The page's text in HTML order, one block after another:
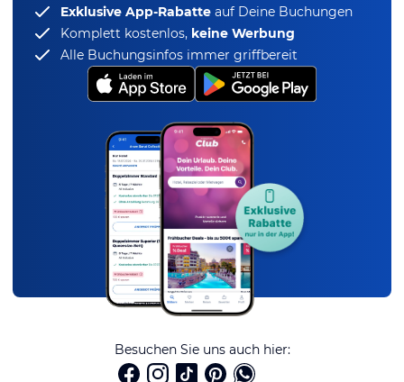
Exklusive App-Rabatte auf Deine Buchungen
Komplett kostenlos, keine Werbung
Alle Buchungsinfos immer griffbereit
Besuchen Sie uns auch hier: